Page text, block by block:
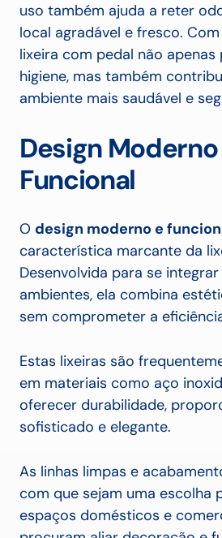
uso também ajuda a reter
local agradável e fresco.
lixeira com pedal não apenas
higiene, mas também
ambiente mais saudável e
Design
Funcional
O design moderno e
característica marcante da
Desenvolvida para se
ambientes, ela combina
sem comprometer a
Estas lixeiras são
em materiais como aço
oferecer durabilidade,
sofisticado e elegante.
As linhas limpas e
com que sejam uma escolha
espaços domésticos e